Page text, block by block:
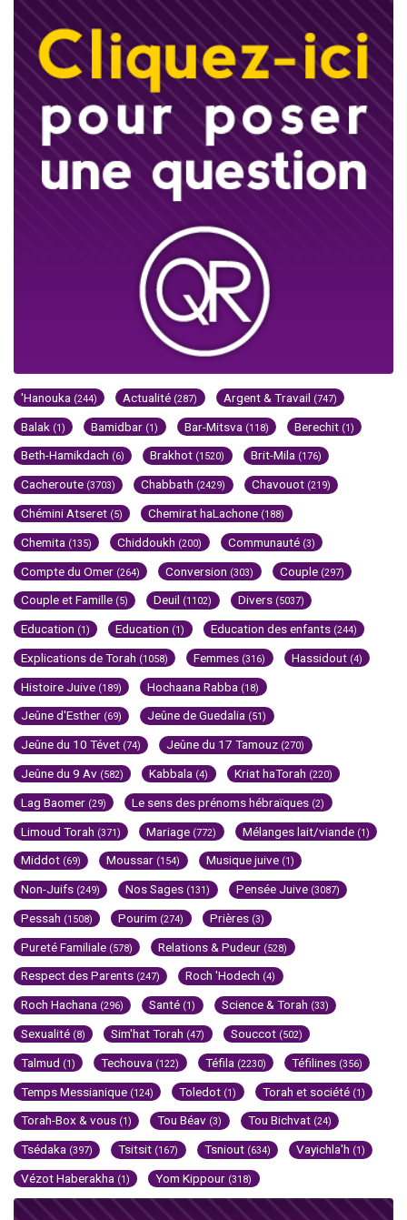
'Hanouka (244) Actualité (287) Argent & Travail (747)
Balak (1) Bamidbar (1) Bar-Mitsva (118) Berechit (1)
Beth-Hamikdach (6) Brakhot (1520) Brit-Mila (176)
Cacheroute (3703) Chabbath (2429) Chavouot (219)
Chémini Atseret (5) Chemirat haLachone (188)
Chemita (135) Chiddoukh (200) Communauté (3)
Compte du Omer (264) Conversion (303) Couple (297)
Couple et Famille (5) Deuil (1102) Divers (5037)
Education (1) Education (1) Education des enfants (244)
Explications de Torah (1058) Femmes (316) Hassidout (4)
Histoire Juive (189) Hochaana Rabba (18)
Jeûne d'Esther (69) Jeûne de Guedalia (51)
Jeûne du 10 Tévet (74) Jeûne du 17 Tamouz (270)
Jeûne du 9 Av (582) Kabbala (4) Kriat haTorah (220)
Lag Baomer (29) Le sens des prénoms hébraïques (2)
Limoud Torah (371) Mariage (772) Mélanges lait/viande (1)
Middot (69) Moussar (154) Musique juive (1)
Non-Juifs (249) Nos Sages (131) Pensée Juive (3087)
Pessah (1508) Pourim (274) Prières (3)
Pureté Familiale (578) Relations & Pudeur (528)
Respect des Parents (247) Roch 'Hodech (4)
Roch Hachana (296) Santé (1) Science & Torah (33)
Sexualité (8) Sim'hat Torah (47) Souccot (502)
Talmud (1) Techouva (122) Téfila (2230) Téfilines (356)
Temps Messianique (124) Toledot (1) Torah et société (1)
Torah-Box & vous (1) Tou Béav (3) Tou Bichvat (24)
Tsédaka (397) Tsitsit (167) Tsniout (634) Vayichla'h (1)
Vézot Haberakha (1) Yom Kippour (318)